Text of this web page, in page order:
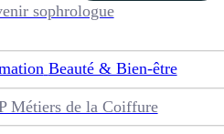
sophrologue
Beauté & Bien-être
Métiers de la Coiffure